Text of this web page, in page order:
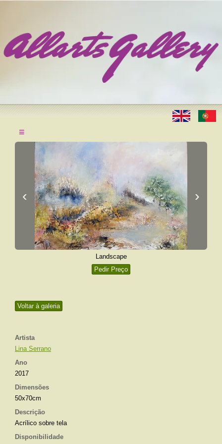
≡
Voltar à galeria
Artista
Lina Serrano
Ano
2017
Dimensões
50x70cm
Descrição
Acrílico sobre tela
Disponibilidade
‹ ›
Landscape
Pedir Preço